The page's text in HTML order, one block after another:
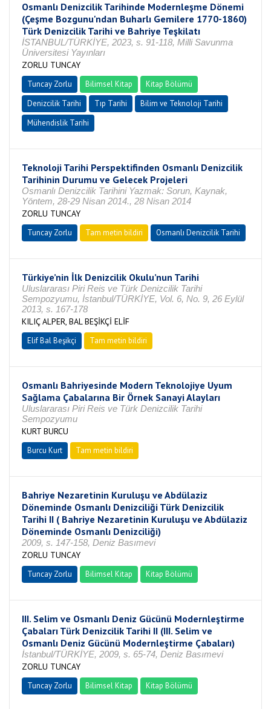
Osmanlı Denizcilik Tarihinde Modernleşme Dönemi
(Çeşme Bozgunu'ndan Buharlı Gemilere 1770-1860)
Türk Denizcilik Tarihi ve Bahriye Teşkilatı
İSTANBUL/TÜRKİYE, 2023, s. 91-118, Milli Savunma
Üniversitesi Yayınları
ZORLU TUNCAY
Tuncay Zorlu Bilimsel Kitap
Kitap Bölümü
Denizcilik Tarihi
Tıp Tarihi
Bilim ve Teknoloji Tarihi
Mühendislik Tarihi
Teknoloji Tarihi Perspektifinden Osmanlı Denizcilik
Tarihinin Durumu ve Gelecek Projeleri
Osmanlı Denizcilik Tarihini Yazmak: Sorun, Kaynak,
Yöntem, 28-29 Nisan 2014., 28 Nisan 2014
ZORLU TUNCAY
Tuncay Zorlu Tam metin bildiri Osmanlı Denizcilik Tarihi
Türkiye’nin İlk Denizcilik Okulu’nun Tarihi
Uluslararası Piri Reis ve Türk Denizcilik Tarihi
Sempozyumu, İstanbul/TÜRKİYE, Vol. 6, No. 9, 26 Eylül
2013, s. 167-178
KILIÇ ALPER, BAL BEŞİKÇİ ELİF
Elif Bal Beşikçi Tam metin bildiri
Osmanlı Bahriyesinde Modern Teknolojiye Uyum
Sağlama Çabalarına Bir Örnek Sanayi Alayları
Uluslararası Piri Reis ve Türk Denizcilik Tarihi
Sempozyumu
KURT BURCU
Burcu Kurt Tam metin bildiri
Bahriye Nezaretinin Kuruluşu ve Abdülaziz
Döneminde Osmanlı Denizciliği Türk Denizcilik
Tarihi II ( Bahriye Nezaretinin Kuruluşu ve Abdülaziz
Döneminde Osmanlı Denizciliği)
2009, s. 147-158, Deniz Basımevi
ZORLU TUNCAY
Tuncay Zorlu Bilimsel Kitap Kitap Bölümü
III. Selim ve Osmanlı Deniz Gücünü Modernleştirme
Çabaları Türk Denizcilik Tarihi II (III. Selim ve
Osmanlı Deniz Gücünü Modernleştirme Çabaları)
İstanbul/TÜRKİYE, 2009, s. 65-74, Deniz Basımevi
ZORLU TUNCAY
Tuncay Zorlu Bilimsel Kitap Kitap Bölümü